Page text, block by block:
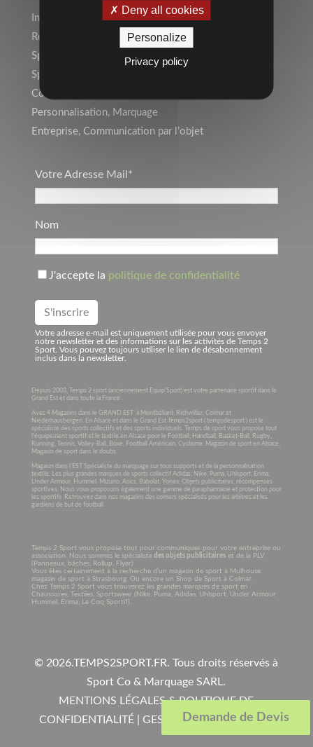
Indépendant ? Rejoignez le Réseau Temps 2 Sport !
Rejoignez l’équipe !
Sports Individuels
Sport Collectif
Collectivités, Scolaire
Personnalisation, Marquage
Entreprise, Communication par l’objet
Votre Adresse Mail*
Nom
J'accepte la politique de confidentialité
Votre adresse e-mail est uniquement utilisée pour vous envoyer
notre newsletter et des informations sur les activités de Temps 2
Sport. Vous pouvez toujours utiliser le lien de désabonnement
inclus dans la newsletter.
Depuis 2003, Temps 2 sport (anciennement Equip’Sport) est votre partenaire sportif dans le
Grand Est et dans toute la France .
Avec 4 Magasins dans le GRAND EST à Montbéliard, Richwiller, Colmar et
Niederhausbergen. En Alsace et dans le Grand Est Temps2sport ( tempsdesport ) est le
spécialiste des sports collectifs et des sports individuels. Temps de sport vous propose tout
l’équipement sportif et le textile en Alsace pour le Football, Handball, Basket-Ball, Rugby,
Running, Tennis, Volley-Ball, Boxe, Football Américain, Cyclisme. Magasin de sport en Alsace,
Magasin de sport dans le doubs.
Magasin dans l’EST Spécialiste du marquage sur tous supports et de la personnalisation
textile. Les plus grandes marques de sports collectif Adidas, Nike, Puma, Uhlsport, Erima,
Under Armour, Hummel, Mizuno, Asics, Babolat, Yonex. Objets publicitaires, récompenses
sportives. Nous vous proposons également une gamme de parapharmacie et protection pour
les sportifs. Retrouvez dans nos magasins des corners spécialisés pour les arbitres et les
gardiens de but de football.
Temps 2 Sport vous propose tout pour communiquer pour votre entreprise ou
association. Nous sommes le spécialistedes objets publicitaireset de la PLV
(Panneaux, bâches, Rollup, Flyer)
Vous êtes certainement à la recherche d’un magasin de sport à Mulhouse.
magasin de sport à Strasbourg. Ou encore un Shop de Sport à Colmar.
Chez Temps 2 Sport vous trouverez les grandes marques de sport en
Chaussures, Textiles, Sportswear (Nike, Puma, Adidas, Uhlsport, Under Armour
Hummel, Erima, Le Coq Sportif).
Demande de Devis
© 2026.TEMPS2SPORT.FR. Tous droits réservés à
Sport Co & Marquage SARL.
MENTIONS LÉGALES & POLITIQUE DE
CONFIDENTIALITÉ| GESTION COOKIES|CGV
Deny all cookies
Personalize
Privacy policy